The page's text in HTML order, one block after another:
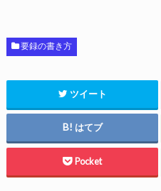
要録の書き方
ツイート
はてブ
Pocket